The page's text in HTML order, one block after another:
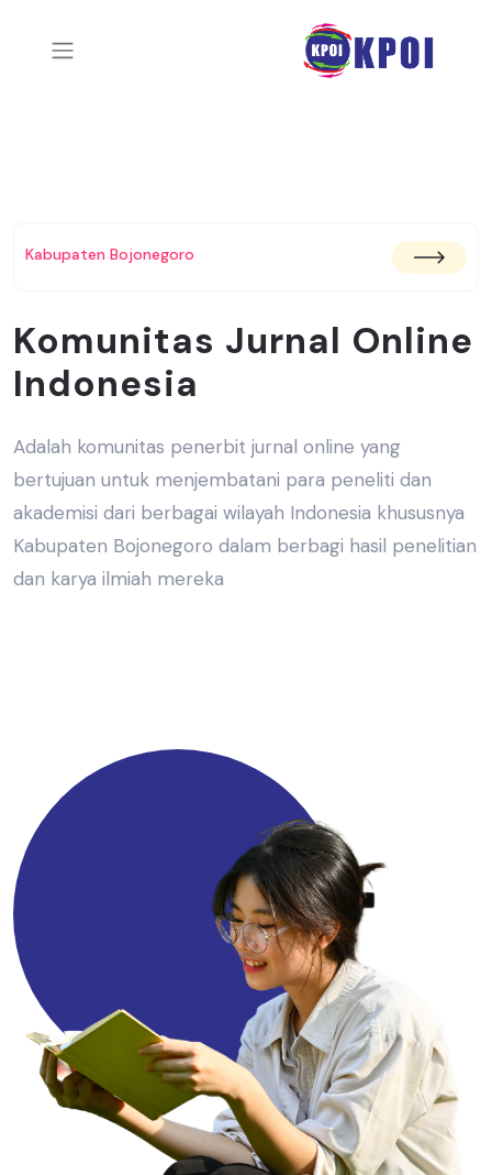
Kabupaten Bojonegoro
Komunitas Jurnal Online
Indonesia
Adalah komunitas penerbit jurnal online yang
bertujuan untuk menjembatani para peneliti dan
akademisi dari berbagai wilayah Indonesia khususnya
Kabupaten Bojonegoro dalam berbagi hasil penelitian
dan karya ilmiah mereka